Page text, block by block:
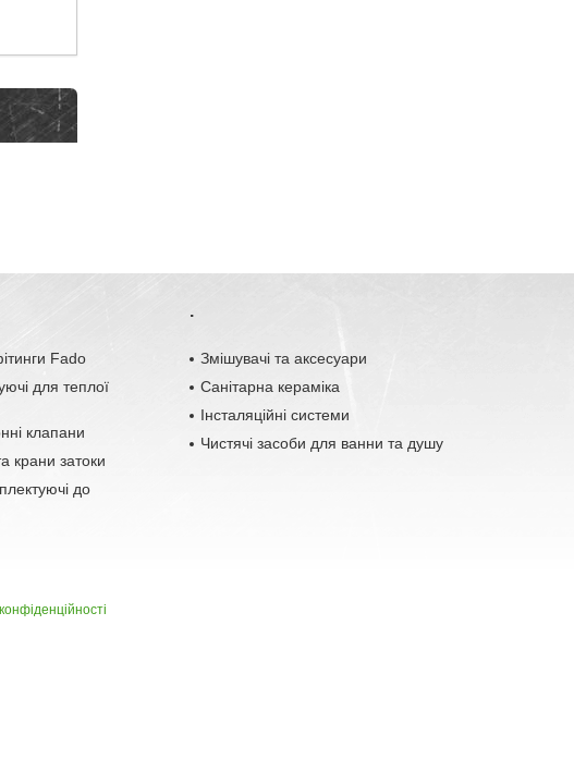
Fado
для теплої
клапани
крани затоки
до
.
Змішувачі та аксесуари
Санітарна кераміка
Інсталяційні системи
Чистячі засоби для ванни та душу